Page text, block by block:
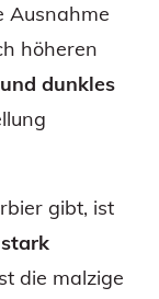
Ausnahme
höheren
dunkles
gibt, ist
die malzige